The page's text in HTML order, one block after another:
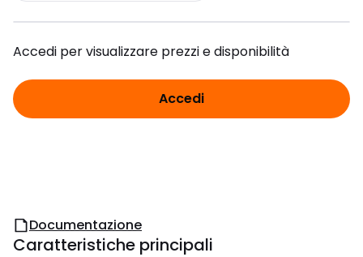
Accedi per visualizzare prezzi e disponibilità
Accedi
Documentazione
Caratteristiche principali